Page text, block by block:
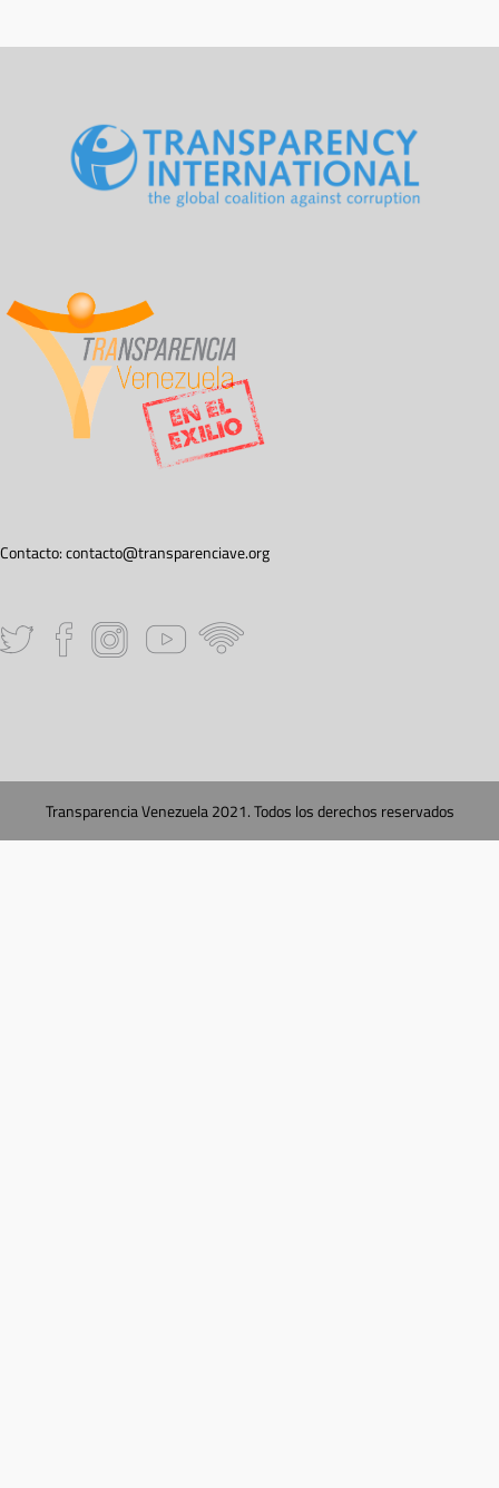
Contacto:contacto@transparenciave.org
Transparencia Venezuela 2021. Todos los derechos reservados